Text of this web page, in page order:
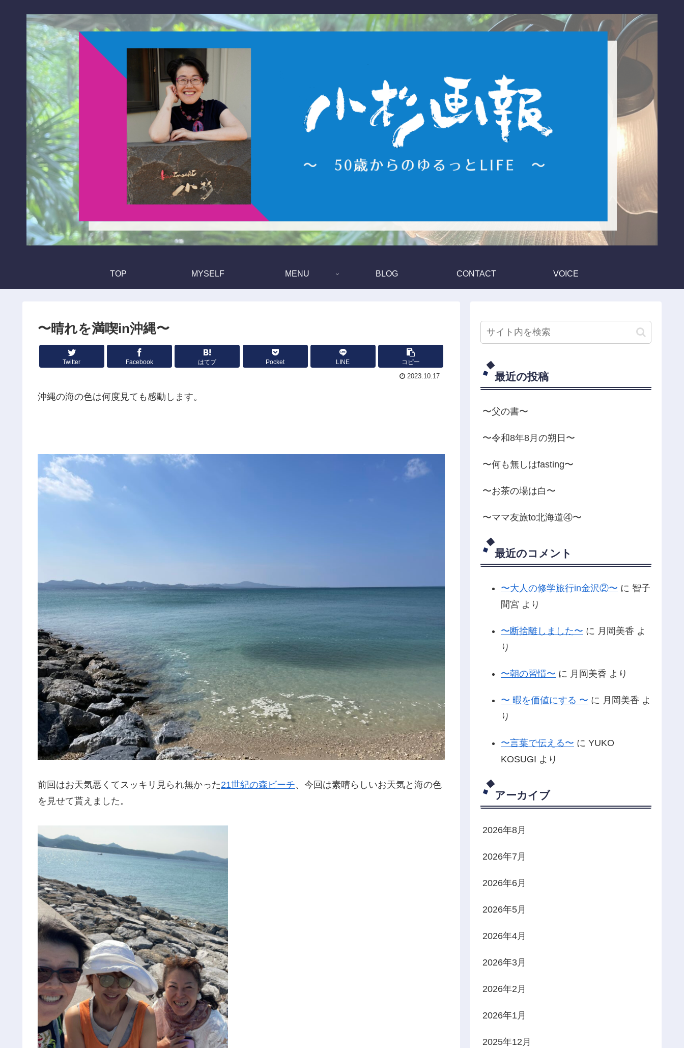
TOP MYSELF MENU BLOG CONTACT VOICE
〜晴れを満喫in沖縄〜
Twitter Facebook はてブ Pocket LINE コピー
2023.10.17
沖縄の海の色は何度見ても感動します。
前回はお天気悪くてスッキリ見られ無かった21世紀の森ビーチ、今回は素晴らしいお天気と海の色
を見せて貰えました。
最近の投稿
〜父の書〜
〜令和8年8月の朔日〜
〜何も無しはfasting〜
〜お茶の場は白〜
〜ママ友旅to北海道④〜
最近のコメント
〜大人の修学旅行in金沢②〜 に 智子
間宮 より
〜断捨離しました〜 に 月岡美香 よ
り
〜朝の習慣〜 に 月岡美香 より
〜 暇を価値にする 〜 に 月岡美香 よ
り
〜言葉で伝える〜 に YUKO
KOSUGI より
アーカイブ
2026年8月
2026年7月
2026年6月
2026年5月
2026年4月
2026年3月
2026年2月
2026年1月
2025年12月